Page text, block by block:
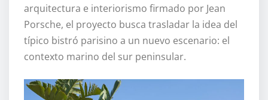
arquitectura e interiorismo firmado por Jean
Porsche, el proyecto busca trasladar la idea del
típico bistró parisino a un nuevo escenario: el
contexto marino del sur peninsular.